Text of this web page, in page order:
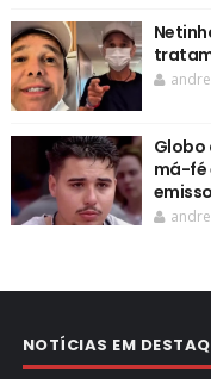
andre
Globo
má-fé
andre
NOTÍCIAS EM